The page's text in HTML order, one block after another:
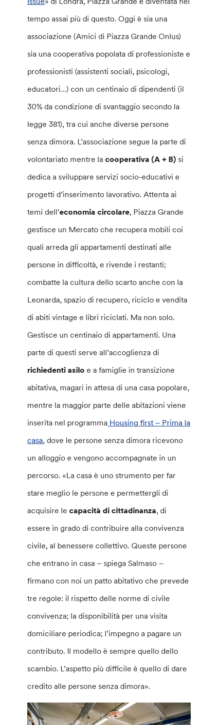
tempo assai più di questo. Oggi è sia una
associazione (Amici di Piazza Grande Onlus)
sia una cooperativa popolata di professioniste e
professionisti (assistenti sociali, psicologi,
educatori…) con un centinaio di dipendenti (il
30% da condizione di svantaggio secondo la
legge 381), tra cui anche diverse persone
senza dimora. L’associazione segue la parte di
volontariato mentre lacooperativa (A + B) si
dedica a sviluppare servizi socio-educativi e
progetti d’inserimento lavorativo. Attenta ai
temi dell’economia circolare, Piazza Grande
gestisce un Mercato che recupera mobili coi
quali arreda gli appartamenti destinati alle
persone in difficoltà, e rivende i restanti;
combatte la cultura dello scarto anche con la
Leonarda, spazio di recupero, riciclo e vendita
di abiti vintage e libri riciclati. Ma non solo.
Gestisce un centinaio di appartamenti. Una
parte di questi serve all’accoglienza di
richiedenti asilo e a famiglie in transizione
abitativa, magari in attesa di una casa popolare,
mentre la maggior parte delle abitazioni viene
inserita nel programma Housing first – Prima la
casa, dove le persone senza dimora ricevono
un alloggio e vengono accompagnate in un
percorso. «La casa è uno strumento per far
stare meglio le persone e permettergli di
acquisire lecapacità di cittadinanza, di
essere in grado di contribuire alla convivenza
civile, al benessere collettivo. Queste persone
che entrano in casa – spiega Salmaso –
firmano con noi un patto abitativo che prevede
tre regole: il rispetto delle norme di civile
convivenza; la disponibilità per una visita
domiciliare periodica; l’impegno a pagare un
contributo. Il modello è sempre quello dello
scambio. L’aspetto più difficile è quello di dare
credito alle persone senza dimora».